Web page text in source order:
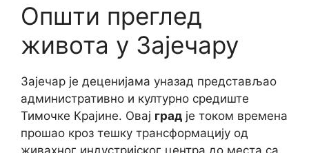
Општи преглед
живота у Зајечару
Зајечар је деценијама уназад представљао
административно и културно средиште
Тимочке Крајине. Овај град је током времена
прошао кроз тешку трансформацију од
живахног индустријског центра до места са